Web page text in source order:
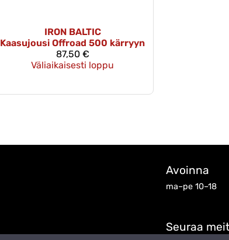
IRON BALTIC
Kaasujousi Offroad 500 kärryyn
87,50 €
Väliaikaisesti loppu
Avoinna
ma–pe 10–18
Seuraa